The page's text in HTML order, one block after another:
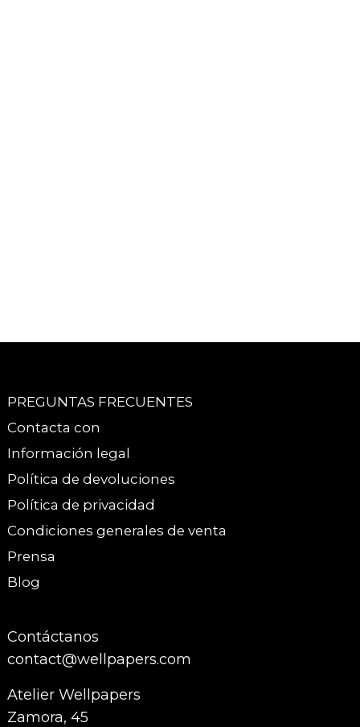
PREGUNTAS FRECUENTES
Contacta con
Información legal
Política de devoluciones
Política de privacidad
Condiciones generales de venta
Prensa
Blog
Contáctanos
contact@wellpapers.com
Atelier Wellpapers
Zamora, 45